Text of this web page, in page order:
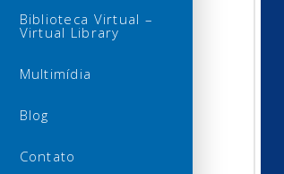
Biblioteca Virtual –
Virtual Library
Multimídia
Blog
Contato